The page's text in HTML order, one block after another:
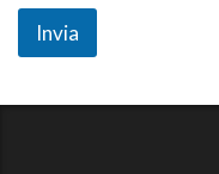
Invia